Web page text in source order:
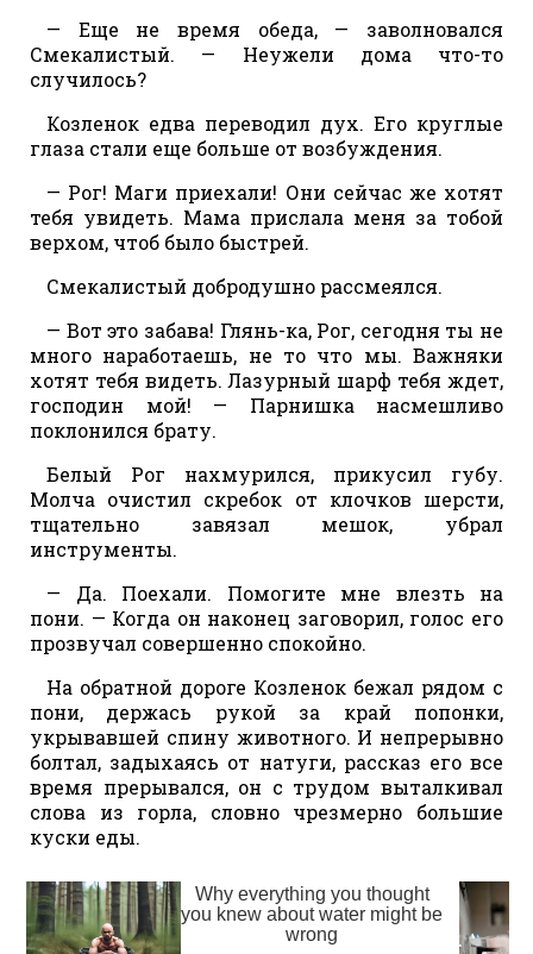
— Еще не время обеда, — заволновался
Смекалистый. — Неужели дома что-то
случилось?
Козленок едва переводил дух. Его круглые
глаза стали еще больше от возбуждения.
— Рог! Маги приехали! Они сейчас же хотят
тебя увидеть. Мама прислала меня за тобой
верхом, чтоб было быстрей.
Смекалистый добродушно рассмеялся.
— Вот это забава! Глянь-ка, Рог, сегодня ты не
много наработаешь, не то что мы. Важняки
хотят тебя видеть. Лазурный шарф тебя ждет,
господин мой! — Парнишка насмешливо
поклонился брату.
Белый Рог нахмурился, прикусил губу.
Молча очистил скребок от клочков шерсти,
тщательно завязал мешок, убрал
инструменты.
— Да. Поехали. Помогите мне влезть на
пони. — Когда он наконец заговорил, голос его
прозвучал совершенно спокойно.
На обратной дороге Козленок бежал рядом с
пони, держась рукой за край попонки,
укрывавшей спину животного. И непрерывно
болтал, задыхаясь от натуги, рассказ его все
время прерывался, он с трудом выталкивал
слова из горла, словно чрезмерно большие
куски еды.